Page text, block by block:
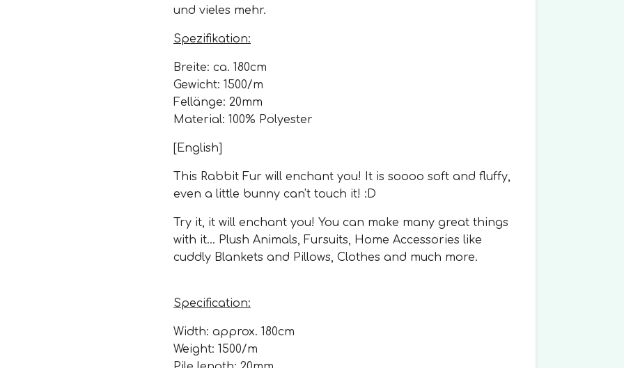
und vieles mehr.
Spezifikation:
Breite: ca. 180cm
Gewicht: 1500/m
Fellänge: 20mm
Material: 100% Polyester
[English]
This Rabbit Fur will enchant you! It is soooo soft and fluffy,
even a little bunny can't touch it! :D
Try it, it will enchant you! You can make many great things
with it... Plush Animals, Fursuits, Home Accessories like
cuddly Blankets and Pillows, Clothes and much more.
Specification:
Width: approx. 180cm
Weight: 1500/m